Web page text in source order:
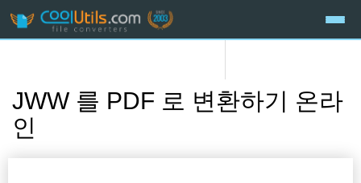
JWW 를 PDF 로 변환하기 온라
인